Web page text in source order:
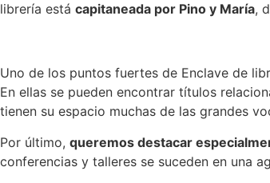
librería está capitaneada por Pino y María,
Uno de los puntos fuertes de Enclave de
En ellas se pueden encontrar títulos
tienen su espacio muchas de las grandes
Por último, queremos destacar
conferencias y talleres se suceden en una